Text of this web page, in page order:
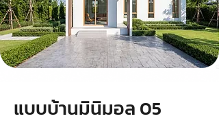
แบบบ้านมินิมอล 05